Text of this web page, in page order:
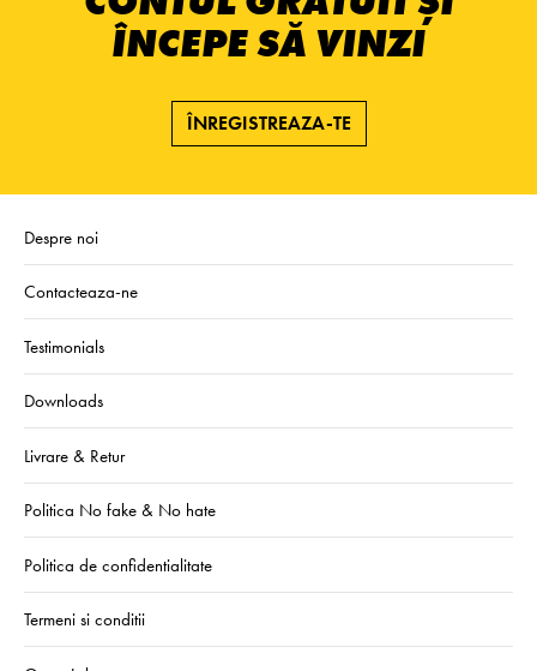
ÎNCEPE SĂ VINZI
ÎNREGISTREAZA-TE
Despre noi
Contacteaza-ne
Testimonials
Downloads
Livrare & Retur
Politica No fake & No hate
Politica de confidentialitate
Termeni si conditii